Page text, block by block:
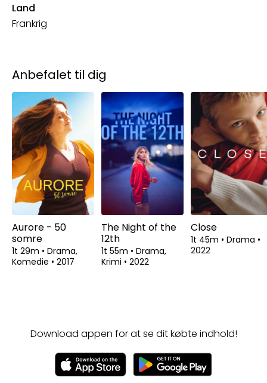
Land
Frankrig
Anbefalet til dig
Aurore - 50
somre
1t 29m • Drama,
Komedie • 2017
The Night of the
12th
1t 55m • Drama,
Krimi • 2022
Close
1t 45m • Drama •
2022
Download appen for at se dit købte indhold!